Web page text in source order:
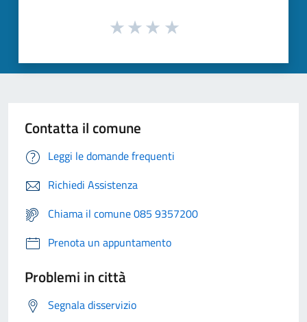
Contatta il comune
Leggi le domande frequenti
Richiedi Assistenza
Chiama il comune 085 9357200
Prenota un appuntamento
Problemi in città
Segnala disservizio